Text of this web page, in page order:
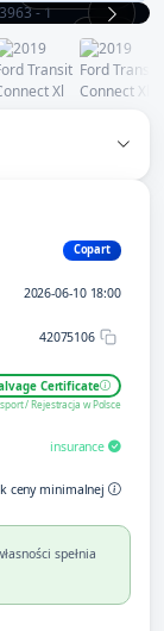
Copart
2026-06-10 18:00
42075106
Certificate
/ Rejestracja w Polsce
insurance
ceny minimalnej
spełnia